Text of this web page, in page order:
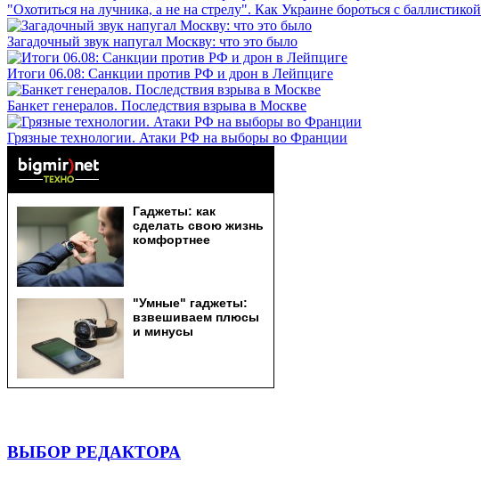
"Охотиться на лучника, а не на стрелу". Как Украине бороться с баллистикой
Загадочный звук напугал Москву: что это было
Итоги 06.08: Санкции против РФ и дрон в Лейпциге
Банкет генералов. Последствия взрыва в Москве
Грязные технологии. Атаки РФ на выборы во Франции
ВЫБОР РЕДАКТОРА